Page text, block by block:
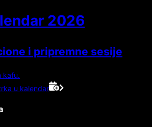
2026
i pripremne sesije
kafu.
u kalendar